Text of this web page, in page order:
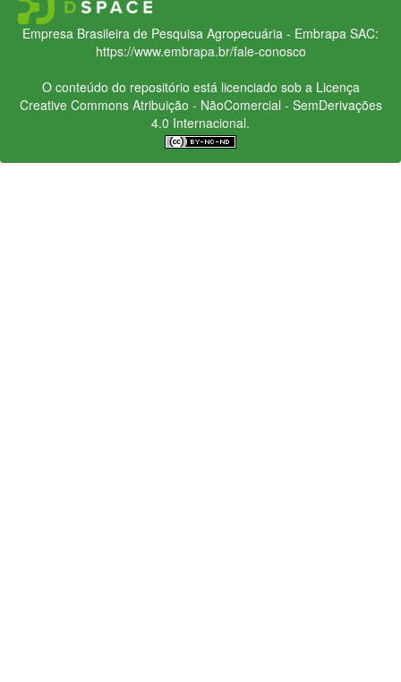
Empresa Brasileira de Pesquisa Agropecuária - Embrapa SAC:
https://www.embrapa.br/fale-conosco
O conteúdo do repositório está licenciado sob a Licença
Creative CommonsAtribuição - NãoComercial - SemDerivações
4.0 Internacional.